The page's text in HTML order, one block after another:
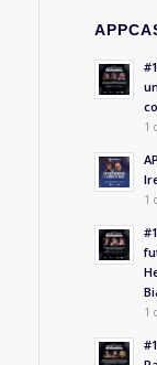
1
1
1